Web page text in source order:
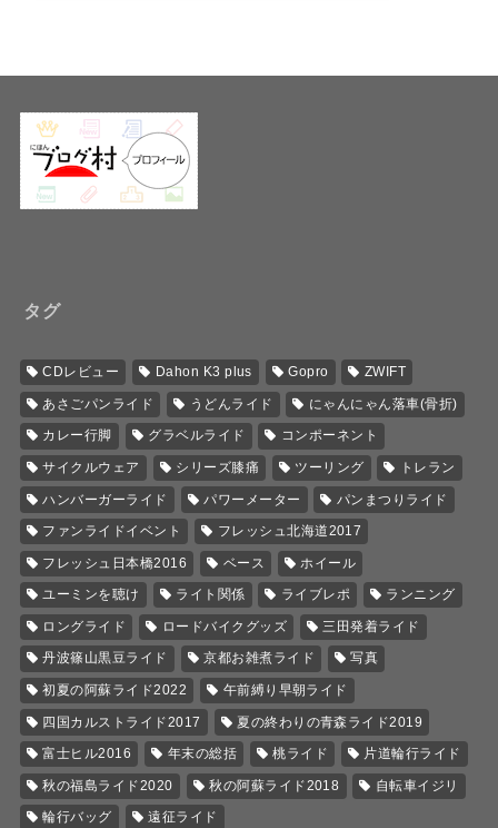
タグ
CDレビュー Dahon K3 plus Gopro ZWIFT
あさごパンライド うどんライド にゃんにゃん落車(骨折)
カレー行脚 グラベルライド コンポーネント
サイクルウェア シリーズ膝痛 ツーリング トレラン
ハンバーガーライド パワーメーター パンまつりライド
ファンライドイベント フレッシュ北海道2017
フレッシュ日本橋2016 ベース ホイール
ユーミンを聴け ライト関係 ライブレポ ランニング
ロングライド ロードバイクグッズ 三田発着ライド
丹波篠山黒豆ライド 京都お雑煮ライド 写真
初夏の阿蘇ライド2022 午前縛り早朝ライド
四国カルストライド2017 夏の終わりの青森ライド2019
富士ヒル2016 年末の総括 桃ライド 片道輪行ライド
秋の福島ライド2020 秋の阿蘇ライド2018 自転車イジリ
輪行バッグ 遠征ライド